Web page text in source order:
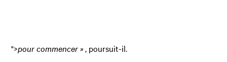
">pour commencer », poursuit-il.